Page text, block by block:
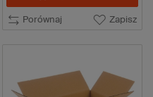
Porównaj Zapisz